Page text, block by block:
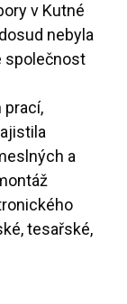
v Kutné
nebyla
společnost
prací,
a
tesařské,